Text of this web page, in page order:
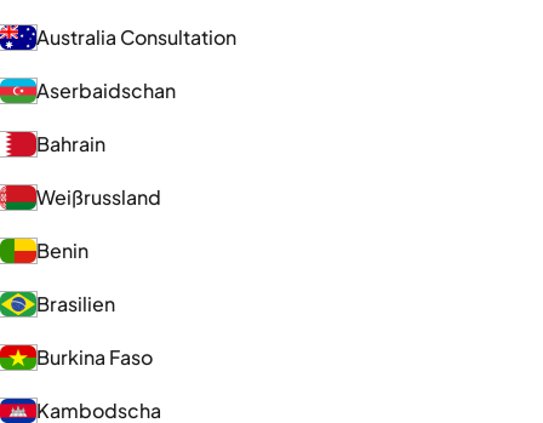
Australia Consultation
Aserbaidschan
Bahrain
Weißrussland
Benin
Brasilien
Burkina Faso
Kambodscha